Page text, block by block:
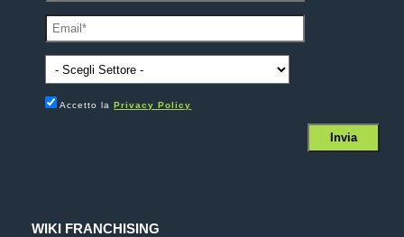
Accetto laPrivacy Policy
WIKI FRANCHISING